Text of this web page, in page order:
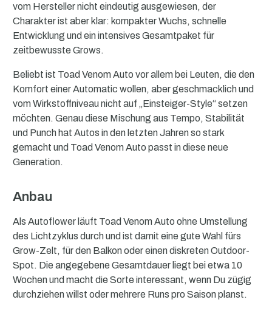
vom Hersteller nicht eindeutig ausgewiesen, der
Charakter ist aber klar: kompakter Wuchs, schnelle
Entwicklung und ein intensives Gesamtpaket für
zeitbewusste Grows.
Beliebt ist Toad Venom Auto vor allem bei Leuten, die den
Komfort einer Automatic wollen, aber geschmacklich und
vom Wirkstoffniveau nicht auf „Einsteiger-Style“ setzen
möchten. Genau diese Mischung aus Tempo, Stabilität
und Punch hat Autos in den letzten Jahren so stark
gemacht und Toad Venom Auto passt in diese neue
Generation.
Anbau
Als Autoflower läuft Toad Venom Auto ohne Umstellung
des Lichtzyklus durch und ist damit eine gute Wahl fürs
Grow-Zelt, für den Balkon oder einen diskreten Outdoor-
Spot. Die angegebene Gesamtdauer liegt bei etwa 10
Wochen und macht die Sorte interessant, wenn Du zügig
durchziehen willst oder mehrere Runs pro Saison planst.